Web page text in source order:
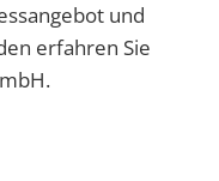
und
erfahren Sie